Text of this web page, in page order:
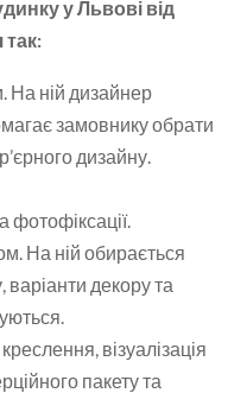
у Львові від
так:
На ній дизайнер
замовнику обрати
дизайну.
фотофіксації.
На ній обирається
варіанти декору та
візуалізація
пакету та